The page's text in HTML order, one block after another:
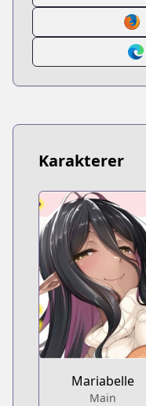
Karakterer
Mariabelle
Main